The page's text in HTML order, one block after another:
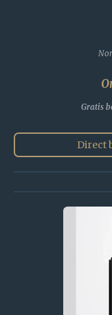
Gratis
Direct